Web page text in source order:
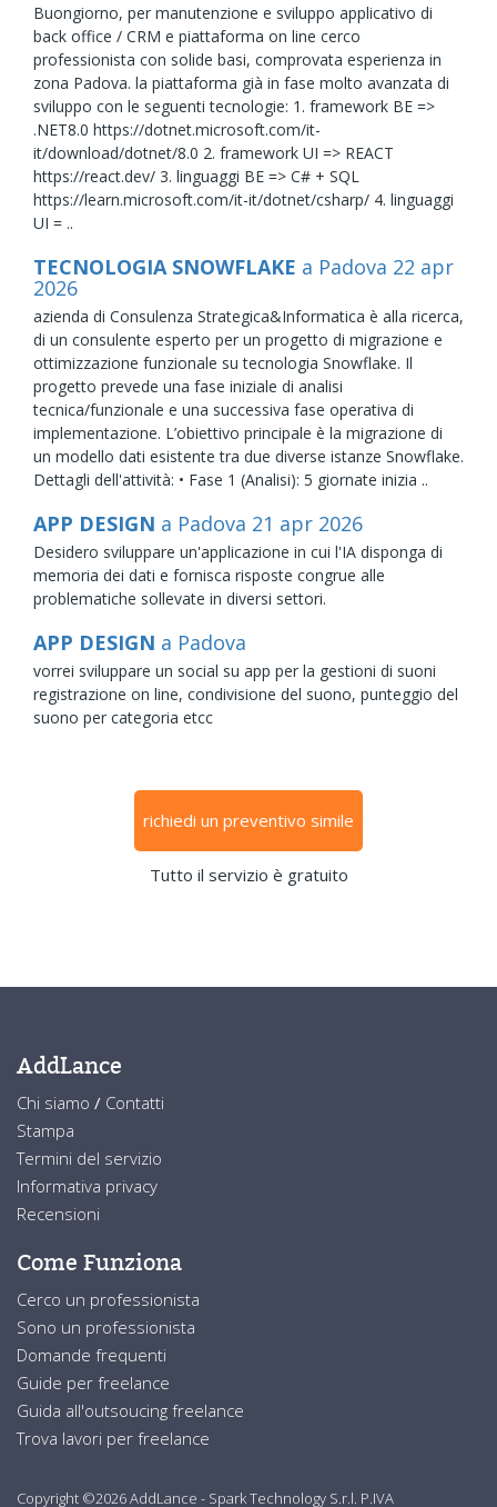
Buongiorno, per manutenzione e sviluppo applicativo di
back office / CRM e piattaforma on line cerco
professionista con solide basi, comprovata esperienza in
zona Padova. la piattaforma già in fase molto avanzata di
sviluppo con le seguenti tecnologie: 1. framework BE =>
.NET8.0 https://dotnet.microsoft.com/it-
it/download/dotnet/8.0 2. framework UI => REACT
https://react.dev/ 3. linguaggi BE => C# + SQL
https://learn.microsoft.com/it-it/dotnet/csharp/ 4. linguaggi
UI = ..
TECNOLOGIA SNOWFLAKE a Padova 22 apr
2026
azienda di Consulenza Strategica&Informatica è alla ricerca,
di un consulente esperto per un progetto di migrazione e
ottimizzazione funzionale su tecnologia Snowflake. Il
progetto prevede una fase iniziale di analisi
tecnica/funzionale e una successiva fase operativa di
implementazione. L’obiettivo principale è la migrazione di
un modello dati esistente tra due diverse istanze Snowflake.
Dettagli dell'attività: • Fase 1 (Analisi): 5 giornate inizia ..
APP DESIGN a Padova 21 apr 2026
Desidero sviluppare un'applicazione in cui l'IA disponga di
memoria dei dati e fornisca risposte congrue alle
problematiche sollevate in diversi settori.
APP DESIGN a Padova
vorrei sviluppare un social su app per la gestioni di suoni
registrazione on line, condivisione del suono, punteggio del
suono per categoria etcc
richiedi un preventivo simile
Tutto il servizio è gratuito
AddLance
Chi siamo / Contatti
Stampa
Termini del servizio
Informativa privacy
Recensioni
Come Funziona
Cerco un professionista
Sono un professionista
Domande frequenti
Guide per freelance
Guida all'outsoucing freelance
Trova lavori per freelance
Copyright ©2026 AddLance - Spark Technology S.r.l. P.IVA